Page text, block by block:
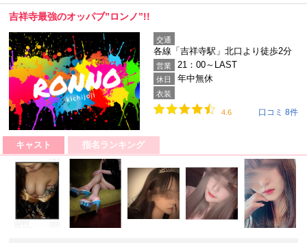
吉祥寺最強のオッパブ”ロンノ”!!
交通
各線「吉祥寺駅」北口より徒歩2分
営業 21：00～LAST
休日 年中無休
衣装
4.6 口コミ 8件
キャスト 指名ランキング